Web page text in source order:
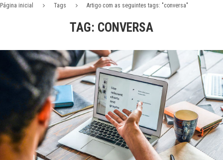
Página inicial Tags Artigo com as seguintes tags: "conversa"
TAG: CONVERSA